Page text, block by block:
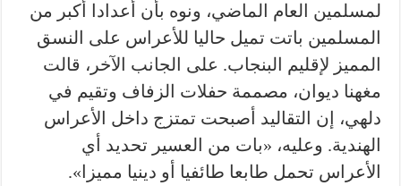
لمسلمين العام الماضي، ونوه بأن أعدادا أكبر من
المسلمين باتت تميل حاليا للأعراس على النسق
المميز لإقليم البنجاب. على الجانب الآخر، قالت
مغهنا ديوان، مصممة حفلات الزفاف وتقيم في
دلهي، إن التقاليد أصبحت تمتزج داخل الأعراس
الهندية. وعليه، «بات من العسير تحديد أي
الأعراس تحمل طابعا طائفيا أو دينيا مميزا».